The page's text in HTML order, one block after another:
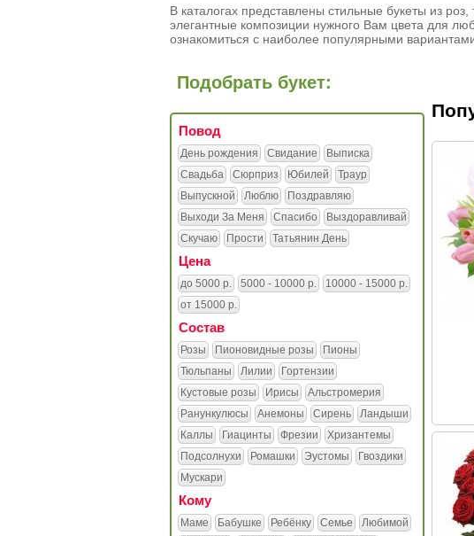
В каталогах представлены стильные букеты из
элегантные композиции нужного Вам цвета для
ознакомиться с наиболее популярными
Подобрать букет:
Повод
День рождения Свидание
Выписка
Свадьба
Сюрприз Юбилей
Траур
Выпускной
Люблю
Поздравляю
Выходи За Меня
Спасибо
Выздоравливай
Скучаю
Прости Татьянин День
Цена
до 5000 р. 5000 - 10000 р.
10000 - 15000 р.
от 15000 р.
Состав
Розы Пионовидные розы
Пионы
Тюльпаны
Лилии
Гортензии
Кустовые розы
Ирисы
Альстромерия
Ранункулюсы
Анемоны Сирень
Ландыши
Каллы
Гиацинты Фрезии
Хризантемы
Подсолнухи
Ромашки Эустомы
Гвоздики
Мускари
Кому
Маме Бабушке Ребёнку Семье
Любимой